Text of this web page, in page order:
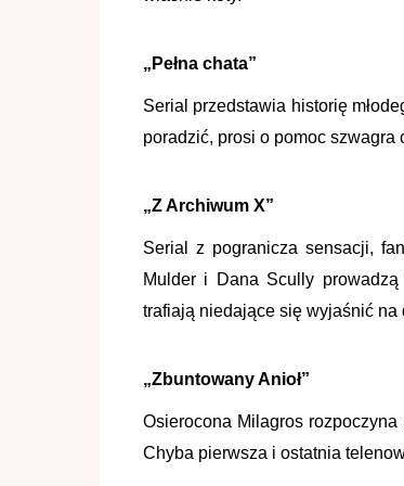
„Pełna chata”
Serial przedstawia historię
poradzić, prosi o pomoc
„Z Archiwum X”
Serial z pogranicza sensacji,
Mulder i Dana Scully
trafiają niedające się wyjaśnić
„Zbuntowany Anioł”
Osierocona Milagros
Chyba pierwsza i ostatnia